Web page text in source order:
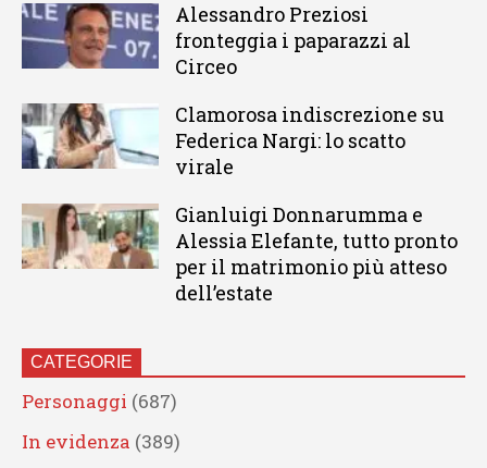
Alessandro Preziosi
fronteggia i paparazzi al
Circeo
Clamorosa indiscrezione su
Federica Nargi: lo scatto
virale
Gianluigi Donnarumma e
Alessia Elefante, tutto pronto
per il matrimonio più atteso
dell’estate
CATEGORIE
Personaggi (687)
In evidenza (389)